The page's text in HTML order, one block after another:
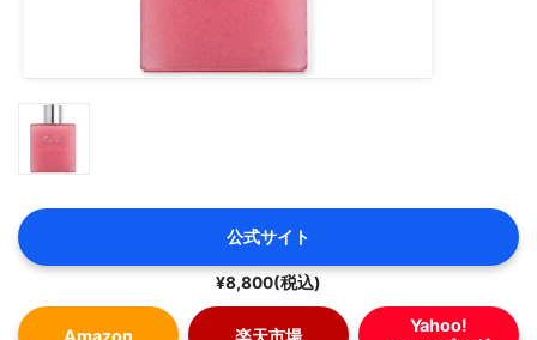
公式サイト
¥8,800(税込)
Amazon 楽天市場
Yahoo!